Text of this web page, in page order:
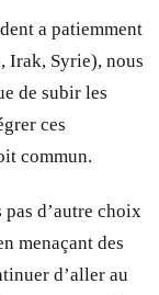
a patiemment
Irak, Syrie), nous
de subir les
ces
commun.
pas d’autre choix
menaçant des
d’aller au